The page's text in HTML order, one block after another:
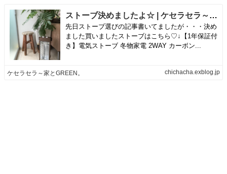
ストーブ決めましたよ☆ | ケセラセラ～家とGREEN。
先日ストーブ選びの記事書いてましたが・・・決め
ました買いましたストーブはこちら♡↓【1年保証付
き】電気ストーブ 冬物家電 2WAY カーボン...
ケセラセラ～家とGREEN。 chichacha.exblog.jp